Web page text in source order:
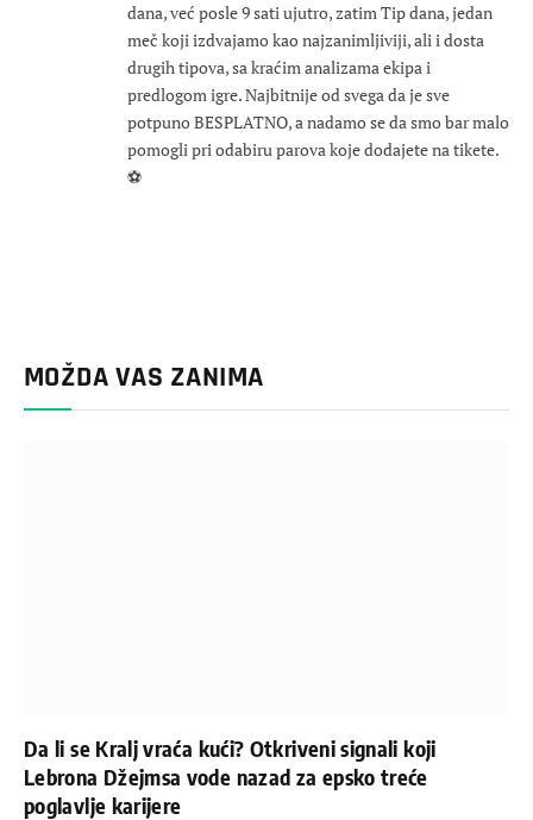
dana, već posle 9 sati ujutro, zatim Tip dana, jedan
meč koji izdvajamo kao najzanimljiviji, ali i dosta
drugih tipova, sa kraćim analizama ekipa i
predlogom igre. Najbitnije od svega da je sve
potpuno BESPLATNO, a nadamo se da smo bar malo
pomogli pri odabiru parova koje dodajete na tikete.
⚽
MOŽDA VAS ZANIMA
Da li se Kralj vraća kući? Otkriveni signali koji
Lebrona Džejmsa vode nazad za epsko treće
poglavlje karijere